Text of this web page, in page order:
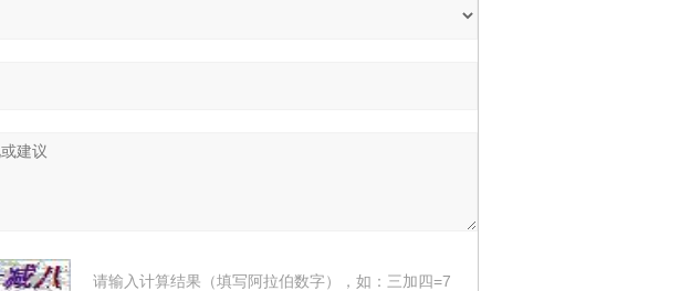
请输入计算结果（填写阿拉伯数字），如：三加四=7